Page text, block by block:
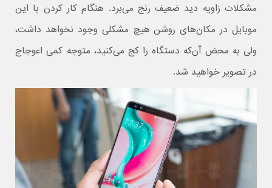
مشکلات زاویه دید ضعیف رنج می‌برد. هنگام کار کردن با این
موبایل در مکان‌های روشن هیچ مشکلی وجود نخواهد داشت،
ولی به محض آن‌که دستگاه را کج می‌کنید، متوجه کمی اعوجاج
در تصویر خواهید شد.